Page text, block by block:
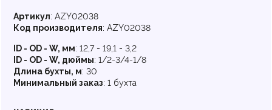
Артикул: AZY02038
Код производителя: AZY02038
ID - OD - W, мм: 12,7 - 19,1 - 3,2
ID - OD - W, дюймы: 1/2-3/4-1/8
Длина бухты, м: 30
Минимальный заказ: 1 бухта